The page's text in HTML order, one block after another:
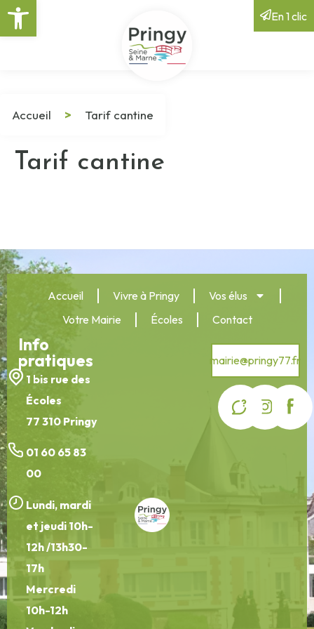
Ouvrir la barre d’outils En 1 clic
Accueil > Tarif cantine
Tarif cantine
Accueil Vivre à Pringy
Vos élus
Votre Mairie
Écoles Contact
Info
pratiques
1 bis rue des
Écoles
77 310 Pringy
01 60 65 83
00
Lundi, mardi
et jeudi 10h-
12h /13h30-
17h
Mercredi
10h-12h
mairie@pringy77.fr